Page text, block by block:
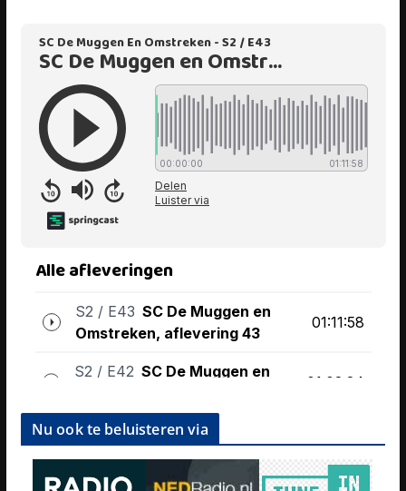
Nu ook te beluisteren via